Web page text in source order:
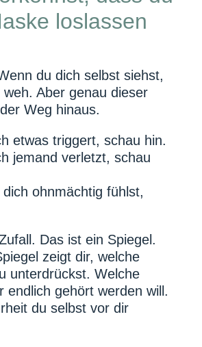
loslassen
du dich selbst siehst,
Aber genau dieser
Weg hinaus.
etwas triggert, schau hin.
jemand verletzt, schau
ohnmächtig fühlst,
Das ist ein Spiegel.
zeigt dir, welche
unterdrückst. Welche
endlich gehört werden will.
du selbst vor dir